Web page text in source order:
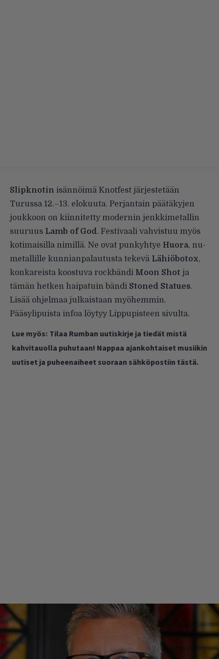
Slipknotin isännöimä Knotfest järjestetään
Turussa 12.–13. elokuuta. Perjantain päätäkyjen
joukkoon on kiinnitetty modernin jenkkimetallin
suuruus Lamb of God . Festivaali vahvistuu myös
kotimaisilla nimillä. Ne ovat punkyhtye Huora, nu-
metallille kunnianpalautusta tekevä Lähiöbotox,
konkareista koostuva rockbändi Moon Shot ja
tämän hetken haipatuin bändi Stoned Statues.
Lisää ohjelmaa julkaistaan myöhemmin.
Pääsylipuista infoa löytyy Lippupisteen sivulta.
Lue myös: Tilaa Rumban uutiskirje ja tiedät mistä
kahvitauolla puhutaan! Nappaa ajankohtaiset musiikin
uutiset ja puheenaiheet suoraan sähköpostiin tästä.